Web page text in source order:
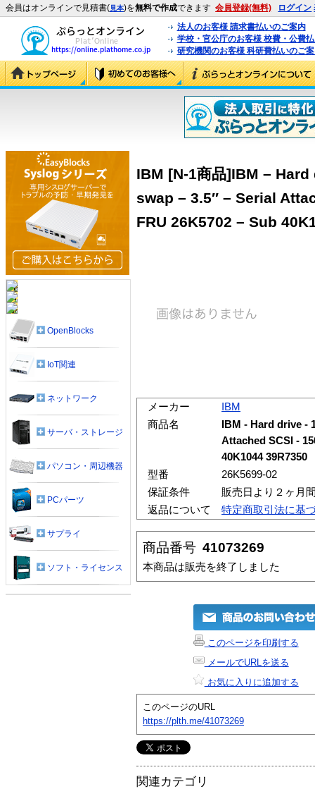
会員はオンラインで見積書(見本)を無料で作成できます 会員登録(無料) ログイン
法人のお客様 請求書払いのご案内
学校・官公庁のお客様 校費・公費
研究機関のお客様 科研費払いのご
IBM [N-1商品]IBM –
swap – 3.5″ – Serial
FRU 26K5702 – Sub
メーカー
IBM
商品名
IBM - Hard drive -
Attached SCSI -
40K1044 39R7350
型番
26K5699-02
保証条件
販売日より２ヶ月
返品について
特定商取引法に基
商品番号 41073269
本商品は販売を終了しました
このページを印刷する
メールでURLを送る
お気に入りに追加する
このページのURL
https://plth.me/41073269
関連カテゴリ
OpenBlocks
IoT関連
ネットワーク
サーバ・ストレージ
パソコン・周辺機器
PCパーツ
サプライ
ソフト・ライセンス